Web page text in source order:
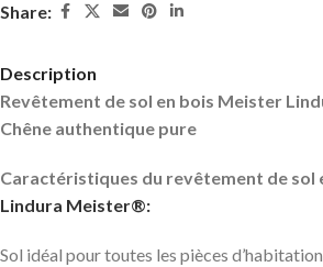
Share:
Description
Revêtement de sol en bois Meister
Chêne authentique pure
Caractéristiques du revêtement de sol
Lindura Meister®:
Sol idéal pour toutes les pièces